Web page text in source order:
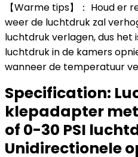
【Warme tips】： Houd er
weer de luchtdruk zal
luchtdruk verlagen, dus het
luchtdruk in de kamers
wanneer de temperatuur
Specification:
klepadapter met
of 0-30 PSI
Unidirectionele